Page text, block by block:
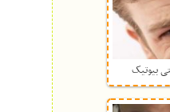
بیوتیک‌